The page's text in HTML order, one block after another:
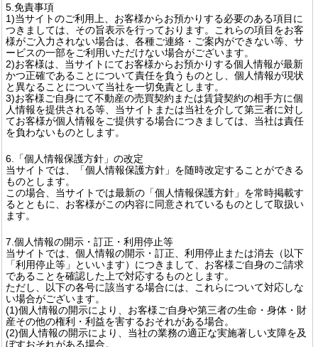
5.免責事項
1)当サイトのご利用上、お客様からお預かりする必要のある項目に
つきましては、その旨表示を行っております。これらの項目をお客
様がご入力されない場合は、各種ご連絡・ご案内ができない等、サ
ービスの一部をご利用いただけない場合がございます。
2)お客様は、当サイトにてお客様からお預かりする個人情報が最新
かつ正確であることについて責任を負うものとし、個人情報が現状
と異なることについて当社を一切免責とします。
3)お客様ご自身にて不動産の売買契約または賃貸契約の相手方に個
人情報を提供される等、当サイトまたは当社を介して第三者に対し
てお客様が個人情報をご提供する場合につきましては、当社は責任
を負わないものとします。
6.「個人情報保護方針」の改定
当サイトでは、「個人情報保護方針」を随時改定することができる
ものとします。
この場合、当サイトでは最新の「個人情報保護方針」を常時掲載す
るとともに、お客様がこの内容に同意されているものとして取扱い
ます。
7.個人情報の開示・訂正・利用停止等
当サイトでは、個人情報の開示・訂正、利用停止または消去（以下
「利用停止等」といいます）につきまして、お客様ご自身のご請求
であることを確認した上で対応するものとします。
ただし、以下の各号に該当する場合には、これらについて対応しな
い場合がございます。
(1)個人情報の開示により、お客様ご自身や第三者の生命・身体・財
産その他の権利・利益を害するおそれがある場合。
(2)個人情報の開示により、当社の業務の適正な実施著しい支障を及
ぼすおそれがある場合。